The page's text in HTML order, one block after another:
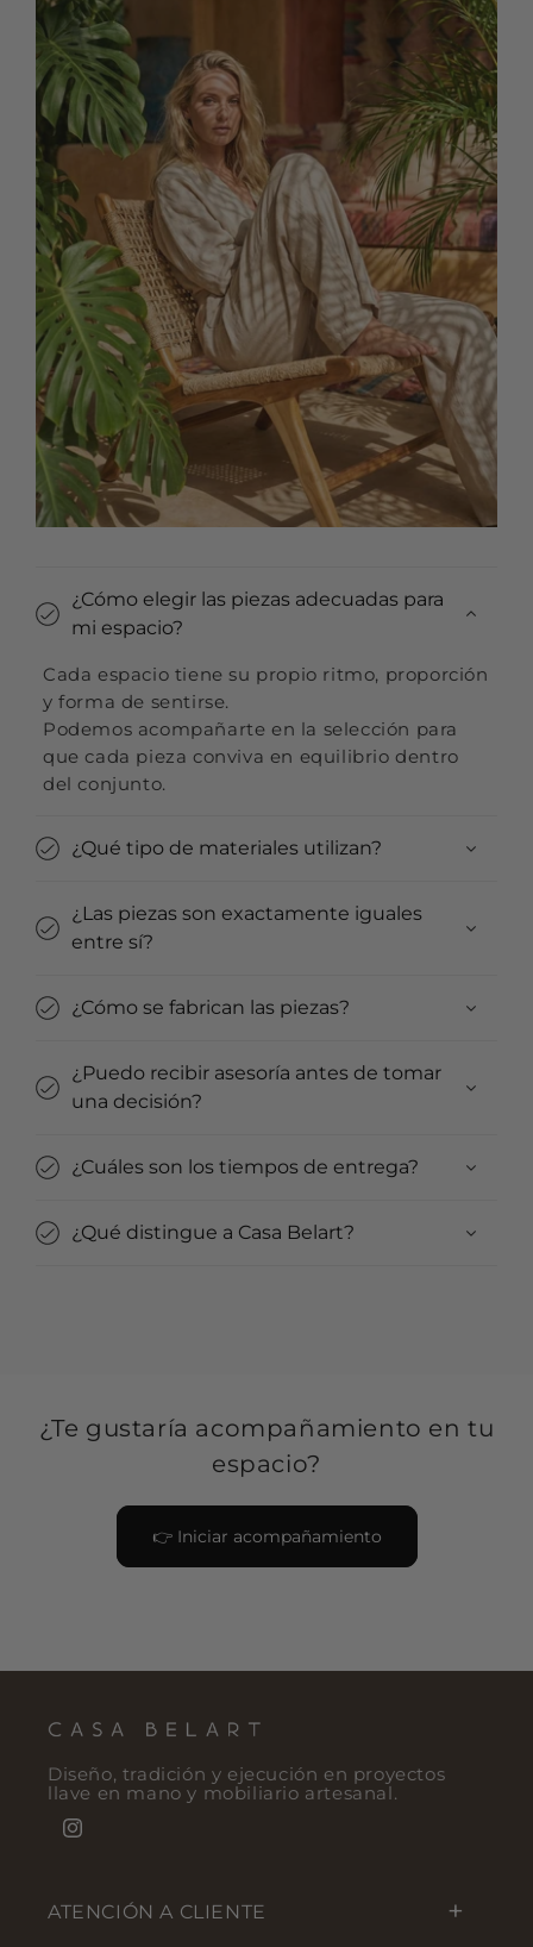
¿Cómo elegir las piezas adecuadas para
mi espacio?
Cada espacio tiene su propio ritmo, proporción
y forma de sentirse.
Podemos acompañarte en la selección para
que cada pieza conviva en equilibrio dentro
del conjunto.
¿Qué tipo de materiales utilizan?
¿Las piezas son exactamente iguales
entre sí?
¿Cómo se fabrican las piezas?
¿Puedo recibir asesoría antes de tomar
una decisión?
¿Cuáles son los tiempos de entrega?
¿Qué distingue a Casa Belart?
¿Te gustaría acompañamiento en tu
espacio?
👉 Iniciar acompañamiento
Diseño, tradición y ejecución en proyectos
llave en mano y mobiliario artesanal.
Instagram
ATENCIÓN A CLIENTE